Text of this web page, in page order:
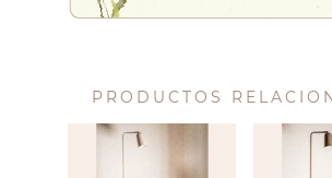
PRODUCTOS